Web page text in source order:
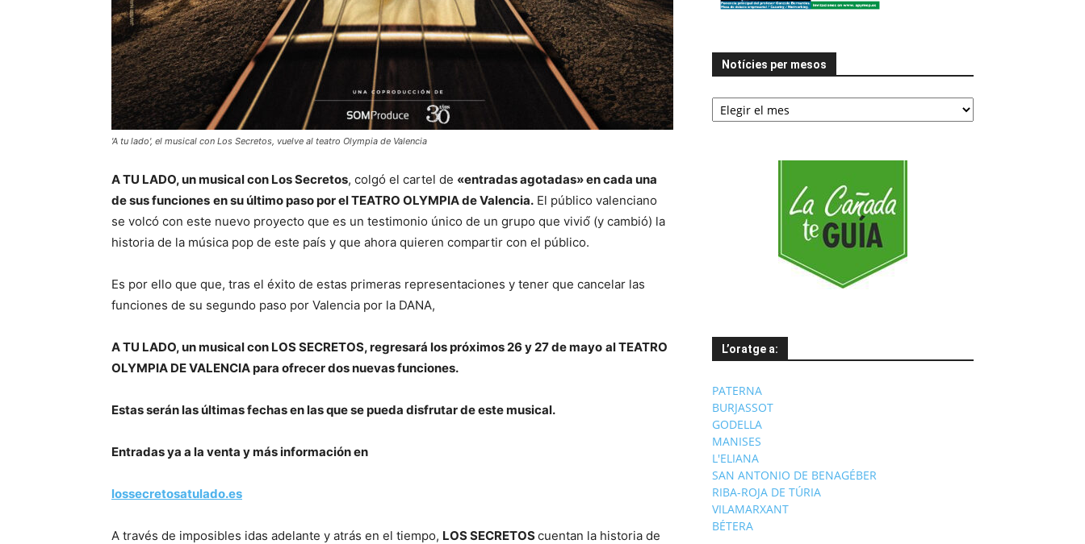
'A tu lado', el musical con Los Secretos, vuelve al teatro Olympia de Valencia
A TU LADO, un musical con Los Secretos, colgó el cartel de «entradas agotadas» en cada una
de sus funciones en su último paso por el TEATRO OLYMPIA de Valencia. El público valenciano
se volcó con este nuevo proyecto que es un testimonio único de un grupo que vivió́ (y cambió) la
historia de la música pop de este país y que ahora quieren compartir con el público.
Es por ello que que, tras el éxito de estas primeras representaciones y tener que cancelar las
funciones de su segundo paso por Valencia por la DANA,
A TU LADO, un musical con LOS SECRETOS, regresará los próximos 26 y 27 de mayo al TEATRO
OLYMPIA DE VALENCIA para ofrecer dos nuevas funciones.
Estas serán las últimas fechas en las que se pueda disfrutar de este musical.
Entradas ya a la venta y más información en
lossecretosatulado.es
A través de imposibles idas adelante y atrás en el tiempo, LOS SECRETOScuentan la historia de
Notícies per mesos
Notícies
per
L’oratge a:
PATERNA
BURJASSOT
GODELLA
MANISES
L'ELIANA
SAN ANTONIO DE BENAGÉBER
RIBA-ROJA DE TÚRIA
VILAMARXANT
BÉTERA